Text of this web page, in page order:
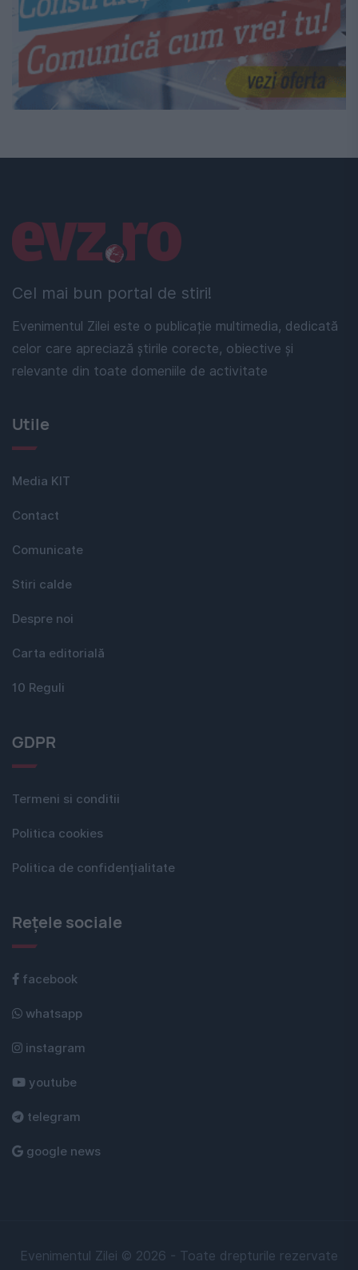
Cel mai bun portal de stiri!
Evenimentul Zilei este o publicație multimedia, dedicată
celor care apreciază știrile corecte, obiective și
relevante din toate domeniile de activitate
Linkuri utile
Utile
Media KIT
Contact
Comunicate
Stiri calde
Despre noi
Carta editorială
10 Reguli
GDPR
Termeni si conditii
Politica cookies
Politica de confidențialitate
Rețele sociale
facebook
whatsapp
instagram
youtube
telegram
google news
Evenimentul Zilei © 2026 - Toate drepturile rezervate